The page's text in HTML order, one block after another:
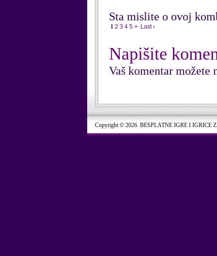
Sta mislite o ovoj
1 2 3 4 5 > Last ›
Napišite
Vaš komentar možete
Copyright © 2026. BESPLATNE IGRE I IGRICE